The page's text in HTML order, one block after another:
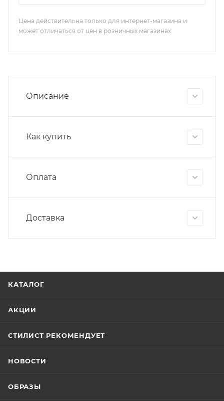
Цена действительна только для интернет-магазина и
может отличаться от цен в розничных магазинах
Описание
Как купить
Оплата
Доставка
КАТАЛОГ
АКЦИИ
СТИЛИСТ РЕКОМЕНДУЕТ
НОВОСТИ
ОБРАЗЫ